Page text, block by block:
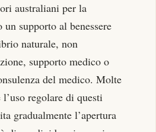
australiani per la
supporto al benessere
naturale, non
supporto medico o
del medico. Molte
regolare di questi
gradualmente l’apertura